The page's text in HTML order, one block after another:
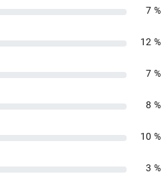
7 %
12 %
7 %
8 %
10 %
3 %